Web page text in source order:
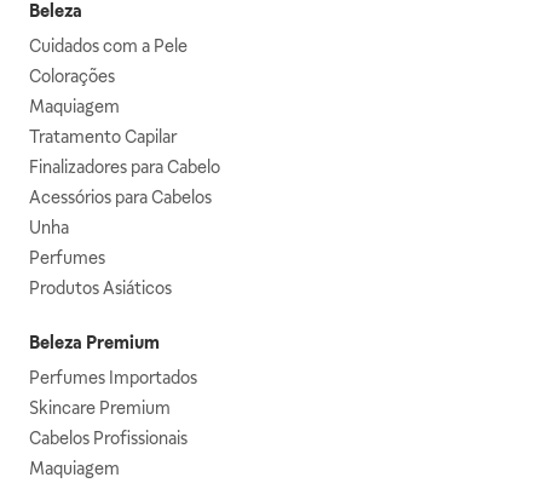
Beleza
Cuidados com a Pele
Colorações
Maquiagem
Tratamento Capilar
Finalizadores para Cabelo
Acessórios para Cabelos
Unha
Perfumes
Produtos Asiáticos
Beleza Premium
Perfumes Importados
Skincare Premium
Cabelos Profissionais
Maquiagem